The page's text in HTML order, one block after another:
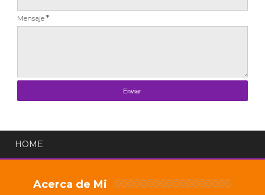
Mensaje *
HOME
Acerca de Mi